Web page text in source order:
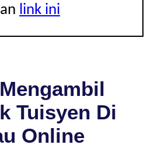
link ini
Tuisyen Di
Online